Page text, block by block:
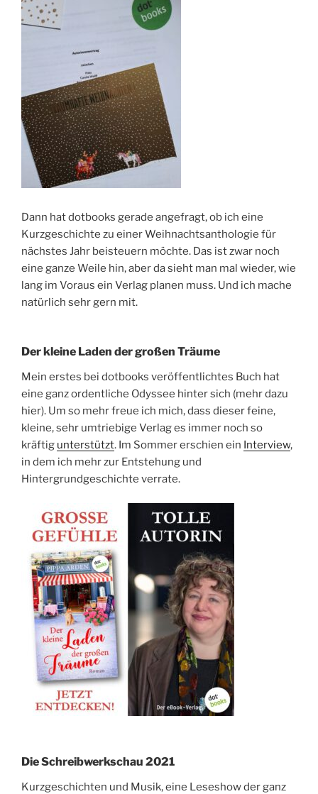
Dann hat dotbooks gerade angefragt, ob ich eine
Kurzgeschichte zu einer Weihnachtsanthologie für
nächstes Jahr beisteuern möchte. Das ist zwar noch
eine ganze Weile hin, aber da sieht man mal wieder, wie
lang im Voraus ein Verlag planen muss. Und ich mache
natürlich sehr gern mit.
Der kleine Laden der großen Träume
Mein erstes bei dotbooks veröffentlichtes Buch hat
eine ganz ordentliche Odyssee hinter sich (mehr dazu
hier). Um so mehr freue ich mich, dass dieser feine,
kleine, sehr umtriebige Verlag es immer noch so
kräftig unterstützt. Im Sommer erschien ein Interview,
in dem ich mehr zur Entstehung und
Hintergrundgeschichte verrate.
Die Schreibwerkschau 2021
Kurzgeschichten und Musik, eine Leseshow der ganz